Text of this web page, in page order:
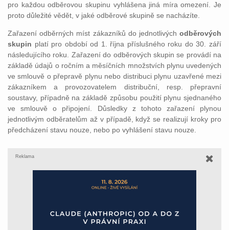
pro každou odběrovou skupinu vyhlášena jiná míra omezení. Je
proto důležité vědět, v jaké odběrové skupině se nacházíte.
Zařazení odběrných míst zákazníků do jednotlivých odběrových
skupin platí pro období od 1. října příslušného roku do 30. září
následujícího roku. Zařazení do odběrových skupin se provádí na
základě údajů o ročním a měsíčních množstvích plynu uvedených
ve smlouvě o přepravě plynu nebo distribuci plynu uzavřené mezi
zákazníkem a provozovatelem distribuční, resp. přepravní
soustavy, případně na základě způsobu použití plynu sjednaného
ve smlouvě o připojení. Důsledky z tohoto zařazení plynou
jednotlivým odběratelům až v případě, když se realizují kroky pro
předcházení stavu nouze, nebo po vyhlášení stavu nouze.
Reklama